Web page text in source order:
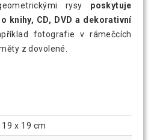
rysy poskytuje
knihy, CD, DVD a dekorativní
fotografie v rámečcích
z dovolené.
x 19 cm